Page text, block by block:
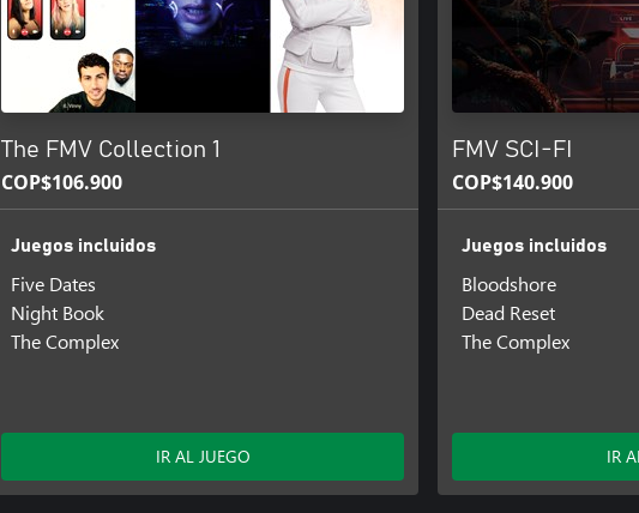
The FMV Collection 1
COP$106.900
Juegos incluidos
Five Dates
Night Book
The Complex
IR AL JUEGO
FMV SCI-FI
COP$140.900
Juegos incluidos
Bloodshore
Dead Reset
The Complex
IR